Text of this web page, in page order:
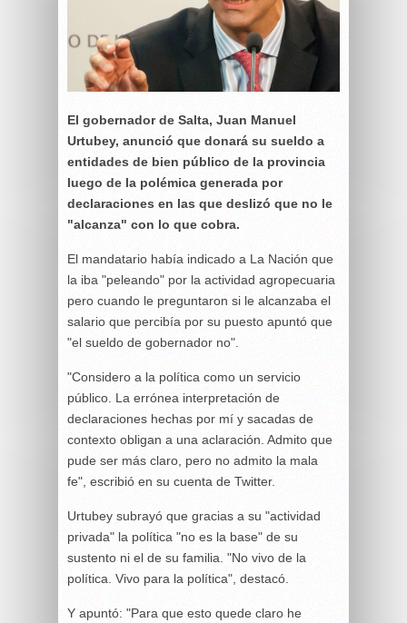
El gobernador de Salta, Juan Manuel
Urtubey, anunció que donará su sueldo a
entidades de bien público de la provincia
luego de la polémica generada por
declaraciones en las que deslizó que no le
"alcanza" con lo que cobra.
El mandatario había indicado a La Nación que
la iba "peleando" por la actividad agropecuaria
pero cuando le preguntaron si le alcanzaba el
salario que percibía por su puesto apuntó que
"el sueldo de gobernador no".
"Considero a la política como un servicio
público. La errónea interpretación de
declaraciones hechas por mí y sacadas de
contexto obligan a una aclaración. Admito que
pude ser más claro, pero no admito la mala
fe", escribió en su cuenta de Twitter.
Urtubey subrayó que gracias a su "actividad
privada" la política "no es la base" de su
sustento ni el de su familia. "No vivo de la
política. Vivo para la política", destacó.
Y apuntó: "Para que esto quede claro he